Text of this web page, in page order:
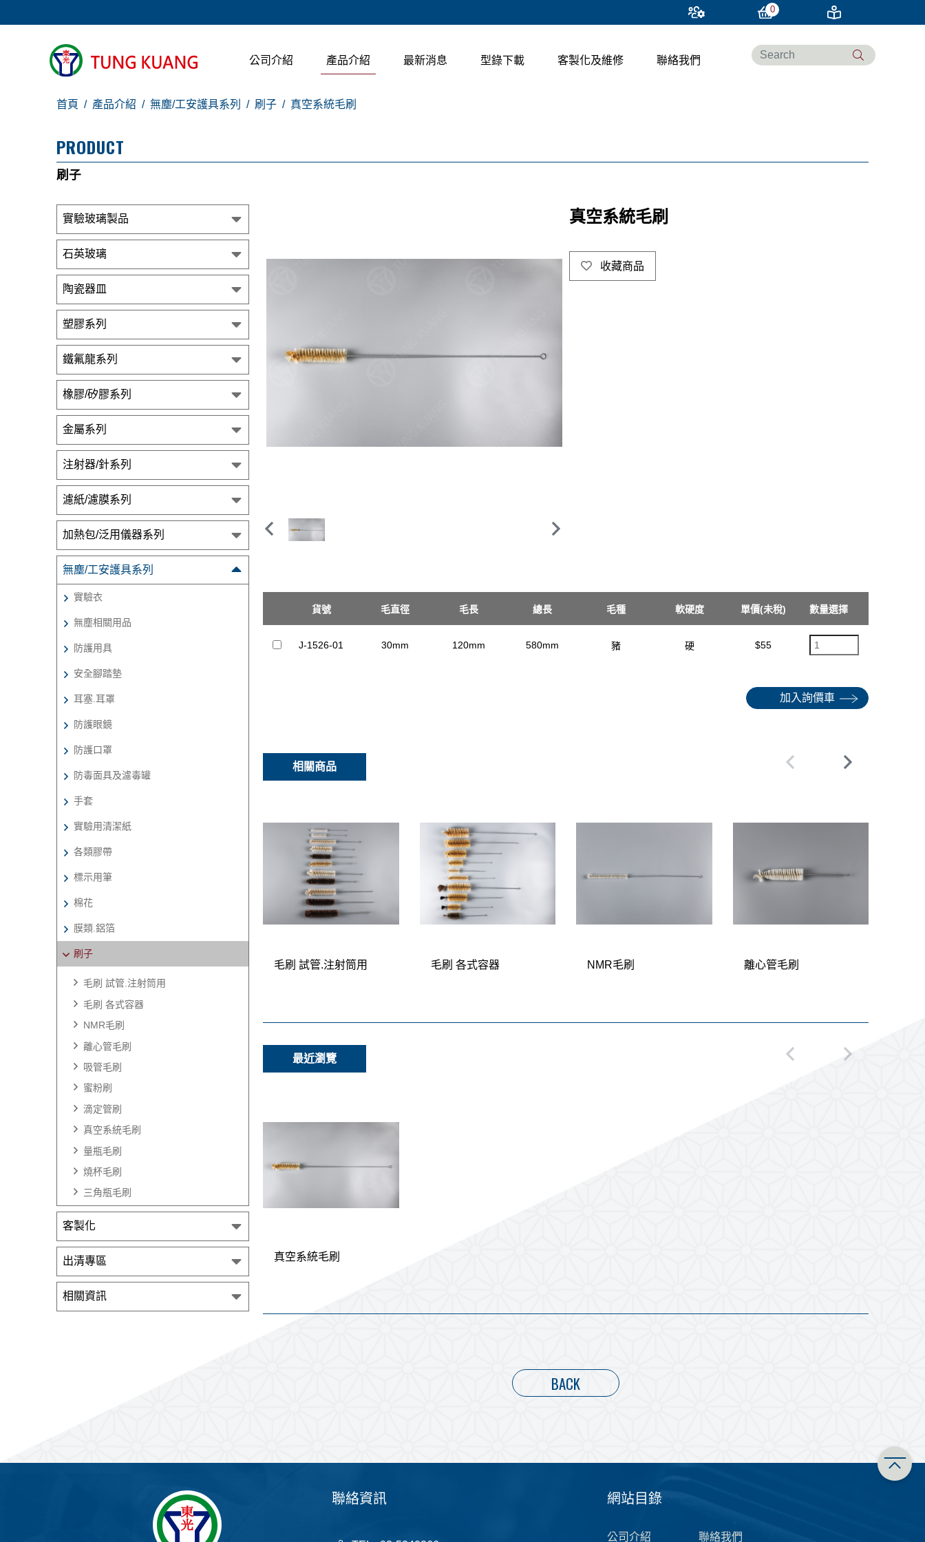
0
公司介紹 產品介紹 最新消息 型錄下載 客製化及維修 聯絡我們
首頁 產品介紹 無塵/工安護具系列 刷子 真空系統毛刷
PRODUCT
刷子
實驗玻璃製品
石英玻璃
陶瓷器皿
塑膠系列
鐵氟龍系列
橡膠/矽膠系列
金屬系列
注射器/針系列
濾紙/濾膜系列
加熱包/泛用儀器系列
無塵/工安護具系列
實驗衣
無塵相關用品
防護用具
安全腳踏墊
耳塞.耳罩
防護眼鏡
防護口罩
防毒面具及濾毒罐
手套
實驗用清潔紙
各類膠帶
標示用筆
棉花
膜類.鋁箔
刷子
毛刷 試管.注射筒用
毛刷 各式容器
NMR毛刷
離心管毛刷
吸管毛刷
蜜粉刷
滴定管刷
真空系統毛刷
量瓶毛刷
燒杯毛刷
三角瓶毛刷
客製化
出清專區
相關資訊
真空系統毛刷
收藏商品
貨號 毛直徑 毛長 總長 毛種 軟硬度 單價(未稅) 數量選擇
J-1526-01 30mm 120mm 580mm 豬 硬 $55
加入詢價車
相關商品
毛刷 試管.注射筒用 毛刷 各式容器 NMR毛刷 離心管毛刷
最近瀏覽
真空系統毛刷
BACK
聯絡資訊 網站目錄
公司介紹 聯絡我們